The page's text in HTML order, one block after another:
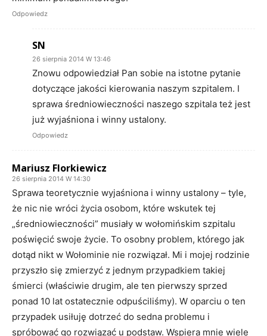
Odpowiedz
SN
26 sierpnia 2014 W 13:46
Znowu odpowiedział Pan sobie na istotne pytanie
dotyczące jakości kierowania naszym szpitalem. I
sprawa średniowieczności naszego szpitala też jest
już wyjaśniona i winny ustalony.
Odpowiedz
Mariusz Florkiewicz
26 sierpnia 2014 W 14:30
Sprawa teoretycznie wyjaśniona i winny ustalony – tyle,
że nic nie wróci życia osobom, które wskutek tej
„średniowieczności” musiały w wołomińskim szpitalu
poświęcić swoje życie. To osobny problem, którego jak
dotąd nikt w Wołominie nie rozwiązał. Mi i mojej rodzinie
przyszło się zmierzyć z jednym przypadkiem takiej
śmierci (właściwie drugim, ale ten pierwszy sprzed
ponad 10 lat ostatecznie odpuściliśmy). W oparciu o ten
przypadek usiłuję dotrzeć do sedna problemu i
spróbować go rozwiązać u podstaw. Wspiera mnie wiele